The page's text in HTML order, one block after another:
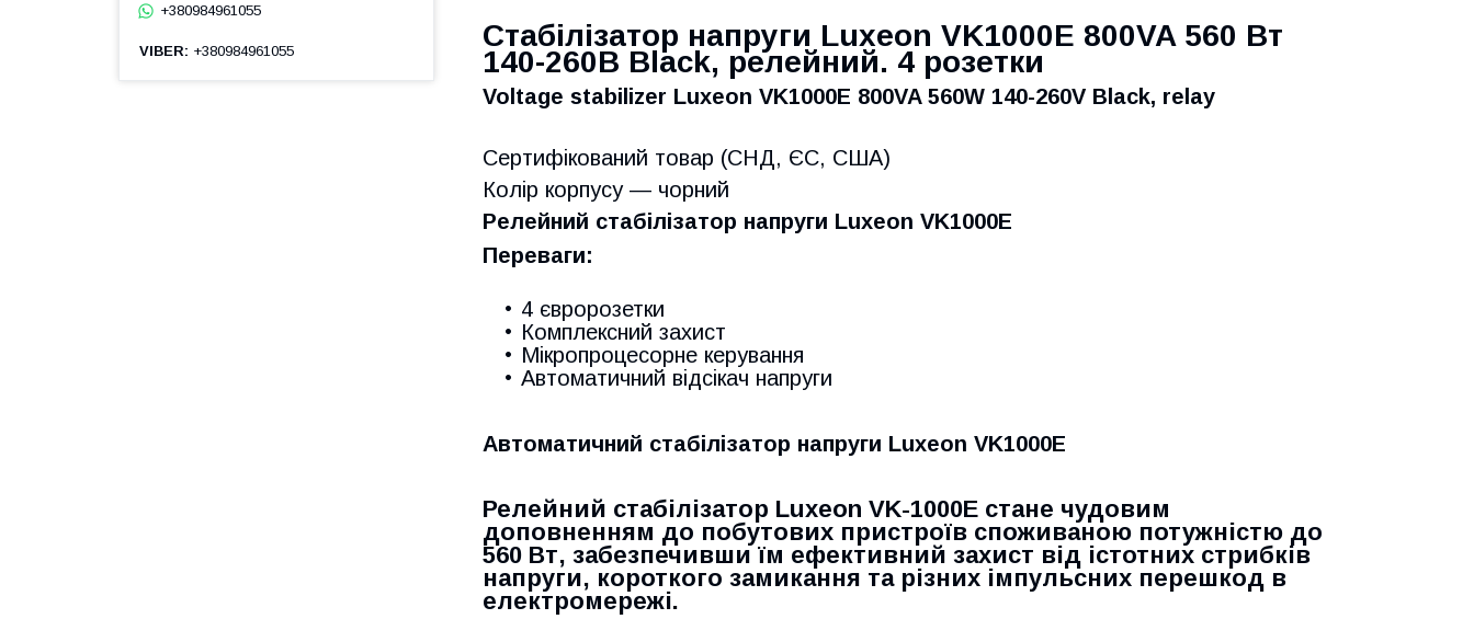
Стабілізатор напруги Luxeon VK1000E 800VA 560 Вт
140-260В Black, релейний. 4 розетки
Voltage stabilizer Luxeon VK1000E 800VA 560W 140-260V Black, relay
Сертифікований товар (СНД, ЄС, США)
Колір корпусу — чорний
Релейний стабілізатор напруги Luxeon VK1000E
Переваги:
4 євророзетки
Комплексний захист
Мікропроцесорне керування
Автоматичний відсікач напруги
Автоматичний стабілізатор напруги Luxeon VK1000E
Релейний стабілізатор Luxeon VK-1000E стане чудовим
доповненням до побутових пристроїв споживаною потужністю до
560 Вт, забезпечивши їм ефективний захист від істотних стрибків
напруги, короткого замикання та різних імпульсних перешкод в
електромережі.
+380984961055
VIBER +380984961055